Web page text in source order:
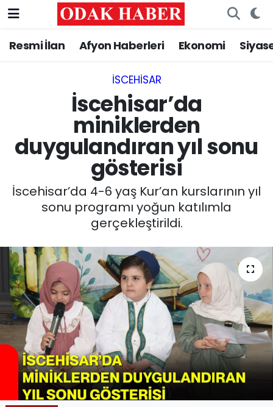
Resmi İlan Afyon Haberleri Ekonomi
İSCEHISAR
İscehisar’da
miniklerden
duygulandıran yıl sonu
gösterisi
İscehisar’da 4-6 yaş Kur’an kurslarının yıl
sonu programı yoğun katılımla
gerçekleştirildi.
AFYONKARAHİSAR HABERLERİ
ASAYİŞ
GÜNCEL
EĞİTİM
SAĞLIK
SPOR
11:11 MANŞET
Afyonkarahisar Nöbetçi Eczaneler
Afyonkarahisar Hava Durumu
Afyonkarahisar Namaz Vakitleri
Afyonkarahisar Trafik Yoğunluk Haritası
Süper Lig Puan Durumu ve Fikstür
Tüm Manşetler
Son Dakika Haberleri
Haber Arşivi